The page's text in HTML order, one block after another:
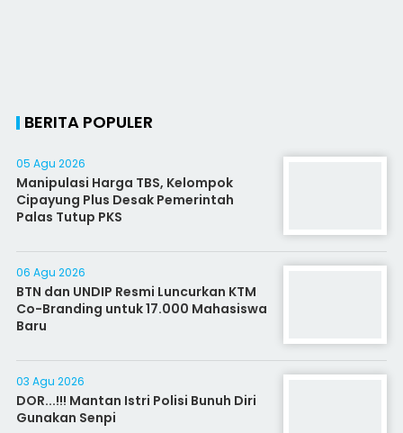
BERITA POPULER
05 Agu 2026
Manipulasi Harga TBS, Kelompok
Cipayung Plus Desak Pemerintah
Palas Tutup PKS
06 Agu 2026
BTN dan UNDIP Resmi Luncurkan KTM
Co-Branding untuk 17.000 Mahasiswa
Baru
03 Agu 2026
DOR...!!! Mantan Istri Polisi Bunuh Diri
Gunakan Senpi